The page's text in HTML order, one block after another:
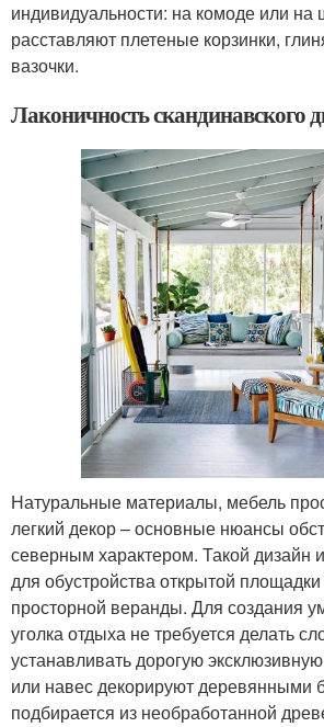
индивидуальности: на комоде или
расставляют плетеные корзинки,
вазочки.
Лаконичность скандинавского
Натуральные материалы, мебель
легкий декор – основные нюансы
северным характером. Такой дизайн
для обустройства открытой
просторной веранды. Для создания
уголка отдыха не требуется делать
устанавливать дорогую
или навес декорируют деревянными
подбирается из необработанной